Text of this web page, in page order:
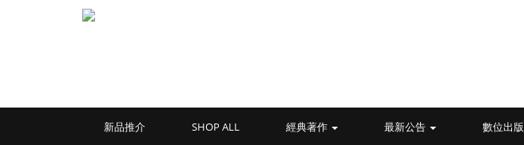
新品推介 SHOP ALL 經典著作 最新公告 數位出版